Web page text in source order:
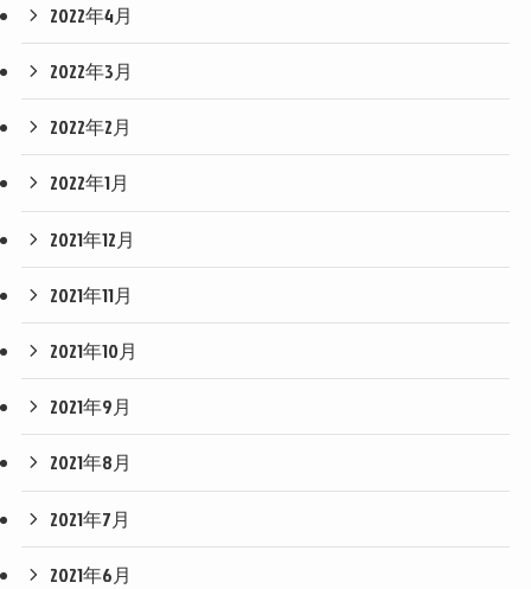
2022年4月
2022年3月
2022年2月
2022年1月
2021年12月
2021年11月
2021年10月
2021年9月
2021年8月
2021年7月
2021年6月